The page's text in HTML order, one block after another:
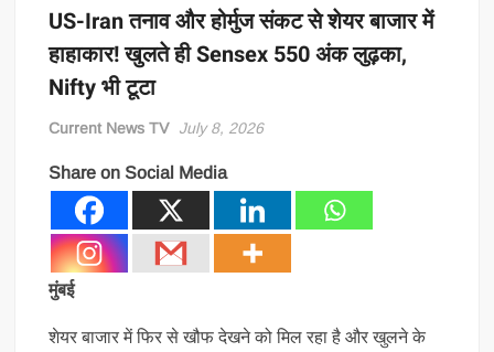
US-Iran तनाव और होर्मुज संकट से शेयर बाजार में
हाहाकार! खुलते ही Sensex 550 अंक लुढ़का,
Nifty भी टूटा
Current News TV July 8, 2026
Share on Social Media
मुंबई
शेयर बाजार में फिर से खौफ देखने को मिल रहा है और खुलने के